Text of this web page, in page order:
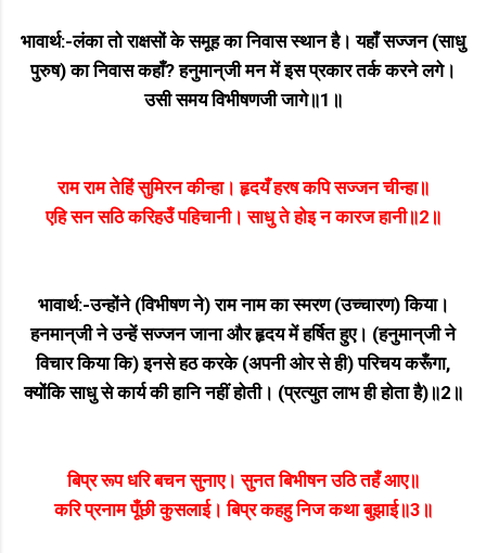
भावार्थ:-लंका तो राक्षसों के समूह का निवास स्थान है। यहाँ सज्जन (साधु
पुरुष) का निवास कहाँ? हनुमान्‌जी मन में इस प्रकार तर्क करने लगे।
उसी समय विभीषणजी जागे॥1॥
राम राम तेहिं सुमिरन कीन्हा। हृदयँ हरष कपि सज्जन चीन्हा॥
एहि सन सठि करिहउँ पहिचानी। साधु ते होइ न कारज हानी॥2॥
भावार्थ:-उन्होंने (विभीषण ने) राम नाम का स्मरण (उच्चारण) किया।
हनमान्‌जी ने उन्हें सज्जन जाना और हृदय में हर्षित हुए। (हनुमान्‌जी ने
विचार किया कि) इनसे हठ करके (अपनी ओर से ही) परिचय करूँगा,
क्योंकि साधु से कार्य की हानि नहीं होती। (प्रत्युत लाभ ही होता है)॥2॥
बिप्र रूप धरि बचन सुनाए। सुनत बिभीषन उठि तहँ आए॥
करि प्रनाम पूँछी कुसलाई। बिप्र कहहु निज कथा बुझाई॥3॥